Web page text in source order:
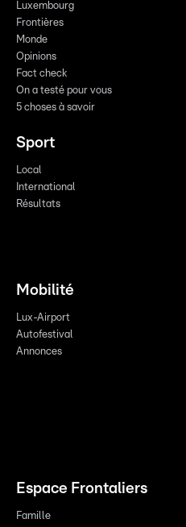
Luxembourg
Frontières
Monde
Opinions
Fact check
On a testé pour vous
5 choses à savoir
Sport
Local
International
Résultats
Mobilité
Lux-Airport
Autofestival
Annonces
Espace Frontaliers
Famille